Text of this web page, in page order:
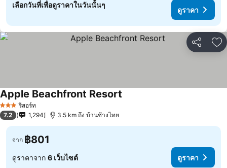
เลือกวันที่เพื่อดูราคาในวันนั้นๆ
ดูราคา
แชร์ เ
3 ดาว รีสอร์ท
Apple Beachfront Resort
7.2 1,294 3.5 km ถึง บ้านช้างไทย
จาก ฿801
ดูราคาจาก 6 เว็บไซต์ ดูราคา